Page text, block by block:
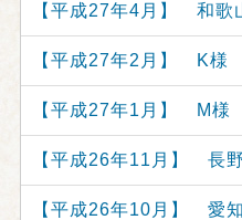
【平成27年4月】 和
【平成27年2月】 K様
【平成27年1月】 M様
【平成26年11月】 長
【平成26年10月】 愛